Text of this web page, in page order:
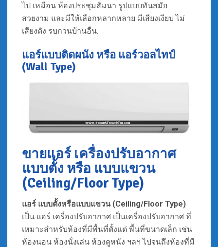
ไป เหมือน ห้องประชุมสัมนา รูปแบบทันสมัย
สวยงาม และมีให้เลือกหลากหลาย มีเสียงเงียบ ไม่
เสียงดัง รบกวนบ้านอื่น.
แอร์แบบติดผนัง หรือ แอร์วอลไทป์
(Wall Type)
ขายแอร์ เครื่องปรับอากาศ
แบบตั้ง หรือ แบบแขวน
(Ceiling/Floor Type)
แอร์ แบบตั้งหรือแบบแขวน (Ceiling/Floor Type)
เป็น แอร์ เครื่องปรับอากาศ เป็นเครื่องปรับอากาศ ที่
เหมาะสำหรับห้องที่มีพื้นที่ตั้งแต่ พื้นที่ขนาดเล็ก เช่น
ห้องนอน ห้องนั่งเล่น ห้องดูหนัง ฯลฯ ไปจนถึงห้องที่มี